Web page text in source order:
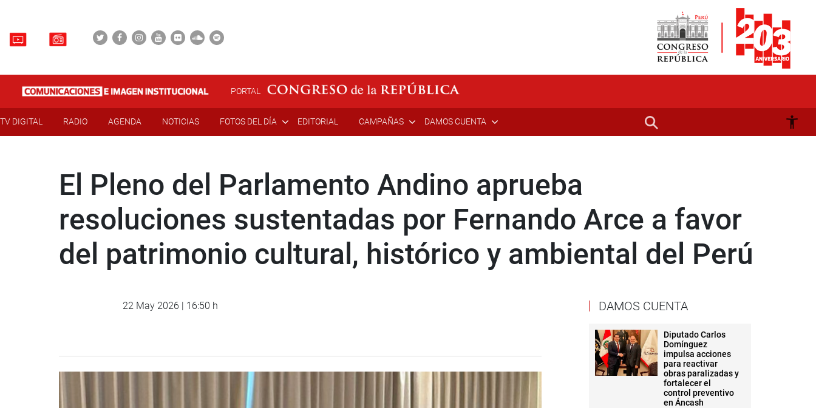
PORTAL
TV DIGITAL RADIO AGENDA NOTICIAS FOTOS DEL DÍA EDITORIAL CAMPAÑAS DAMOS CUENTA
El Pleno del Parlamento Andino aprueba
resoluciones sustentadas por Fernando Arce a favor
del patrimonio cultural, histórico y ambiental del Perú
22 May 2026 | 16:50 h DAMOS CUENTA
Diputado Carlos
Domínguez
impulsa acciones
para reactivar
obras paralizadas y
fortalecer el
control preventivo
en Áncash